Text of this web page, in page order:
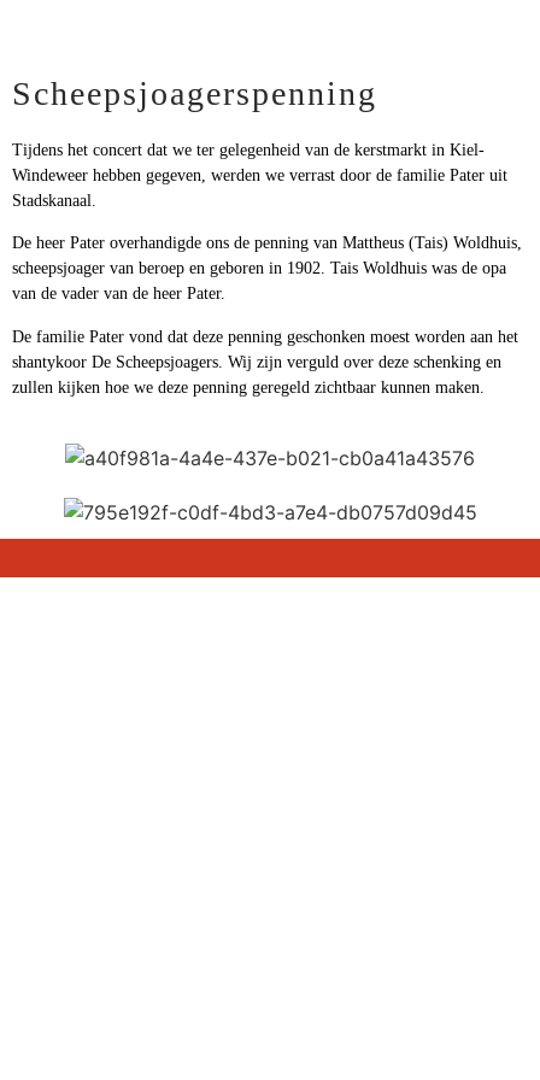
Scheepsjoagerspenning
Tijdens het concert dat we ter gelegenheid van de kerstmarkt in Kiel-
Windeweer hebben gegeven, werden we verrast door de familie Pater uit
Stadskanaal.
De heer Pater overhandigde ons de penning van Mattheus (Tais) Woldhuis,
scheepsjoager van beroep en geboren in 1902. Tais Woldhuis was de opa
van de vader van de heer Pater.
De familie Pater vond dat deze penning geschonken moest worden aan het
shantykoor De Scheepsjoagers. Wij zijn verguld over deze schenking en
zullen kijken hoe we deze penning geregeld zichtbaar kunnen maken.